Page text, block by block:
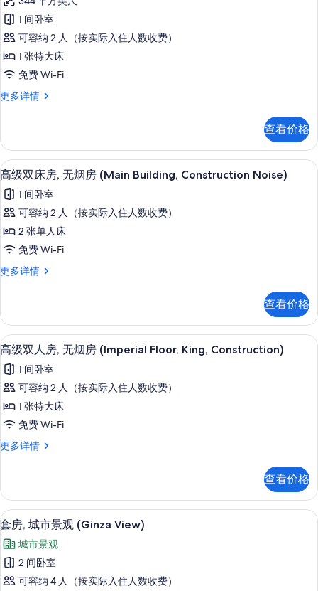
Premier
Twin)
的
所
照
(Tower
Building,
Premier
Twin)
更
多
信
息
高
级
双
人
无
房
(Main
Building,
King,
Construction)
的
所
照
1 间卧室
可容纳 2 人（按实际入住人数收费）
1 张特大床
免费 Wi-Fi
更多详情
高
房,
无
烟
(Main
Building,
Construction)
更
信
查看价格
显
示
高
级
双
房,
烟
房
(Main
Building,
Construction
Noise)
的
有
片
1 多间卧室、高档床上用品、羽绒被、
9
高级双床房, 无烟房 (Main Building, Construction Noise)
1 间卧室
可容纳 2 人（按实际入住人数收费）
2 张单人床
免费 Wi-Fi
更多详情
高
房,
无
烟
(Main
Building,
Construction
Noise)
更
信
查看价格
显
示
高
级
双
房,
烟
房
(Imperial
Floor,
King,
Construction)
1 多间卧室、高档床上用品、羽绒被、
10
高级双人房, 无烟房 (Imperial Floor, King, Construction)
1 间卧室
可容纳 2 人（按实际入住人数收费）
1 张特大床
免费 Wi-Fi
更多详情
高
房,
无
烟
(Imperial
Floor,
King,
Construction)
查看价格
显
示
套
房,
1 多间卧室、高档床上用品、羽绒被、
9
套房, 城市景观 (Ginza View)
城市景观
2 间卧室
可容纳 4 人（按实际入住人数收费）